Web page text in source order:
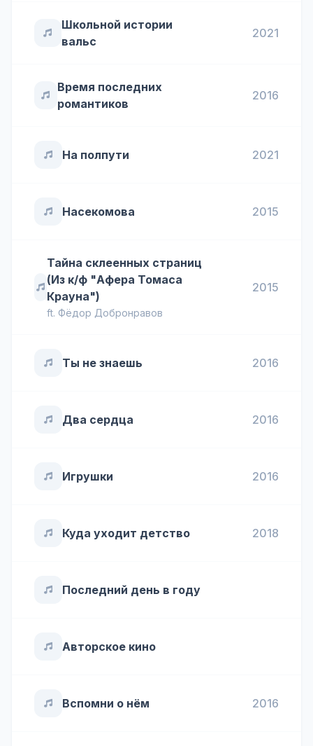
Школьной истории
вальс
2021
Время последних
романтиков
2016
На полпути 2021
Насекомова 2015
Тайна склеенных страниц
(Из к/ф "Афера Томаса
Крауна")
ft. Фёдор Добронравов
2015
Ты не знаешь 2016
Два сердца 2016
Игрушки 2016
Куда уходит детство 2018
Последний день в году
Авторское кино
Вспомни о нём 2016